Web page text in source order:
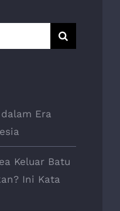
Era
Keluar Batu
Ini Kata